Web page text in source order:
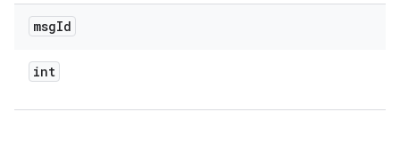
msgId
int